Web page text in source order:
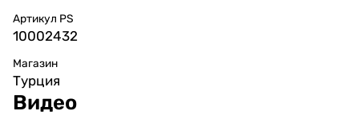
Артикул PS
10002432
Магазин
Турция
Видео